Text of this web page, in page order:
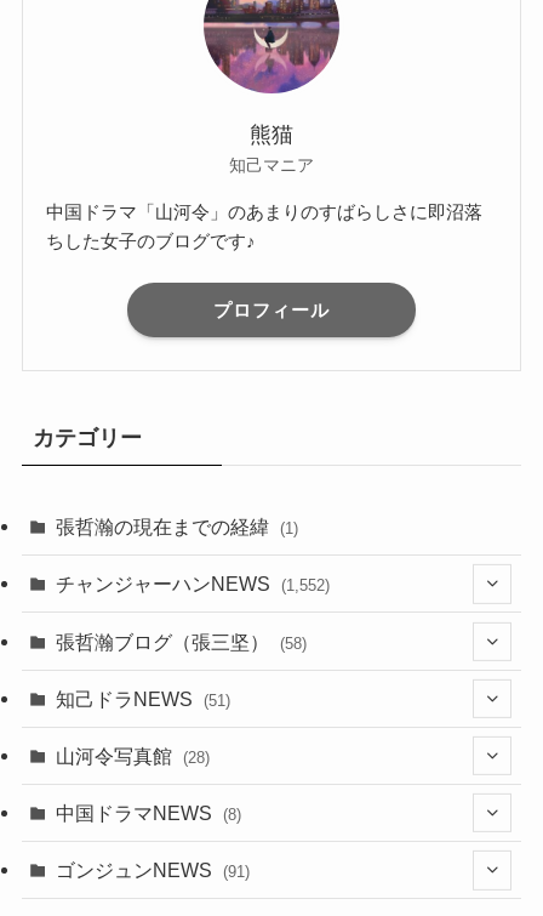
熊猫
知己マニア
中国ドラマ「山河令」のあまりのすばらしさに即沼落
ちした女子のブログです♪
プロフィール
カテゴリー
張哲瀚の現在までの経緯 (1)
チャンジャーハンNEWS (1,552)
(9)
(29)
(20)
張哲瀚ブログ（張三坚） (58)
(14)
知己ドラNEWS (51)
(42)
(5)
山河令写真館 (28)
(17)
中国ドラマNEWS (8)
(1)
ゴンジュンNEWS (91)